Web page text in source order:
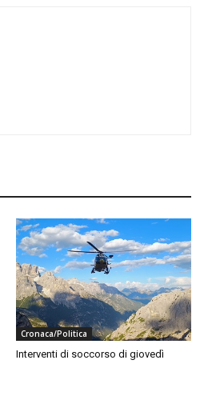
Cronaca/Politica
Interventi di soccorso di giovedì